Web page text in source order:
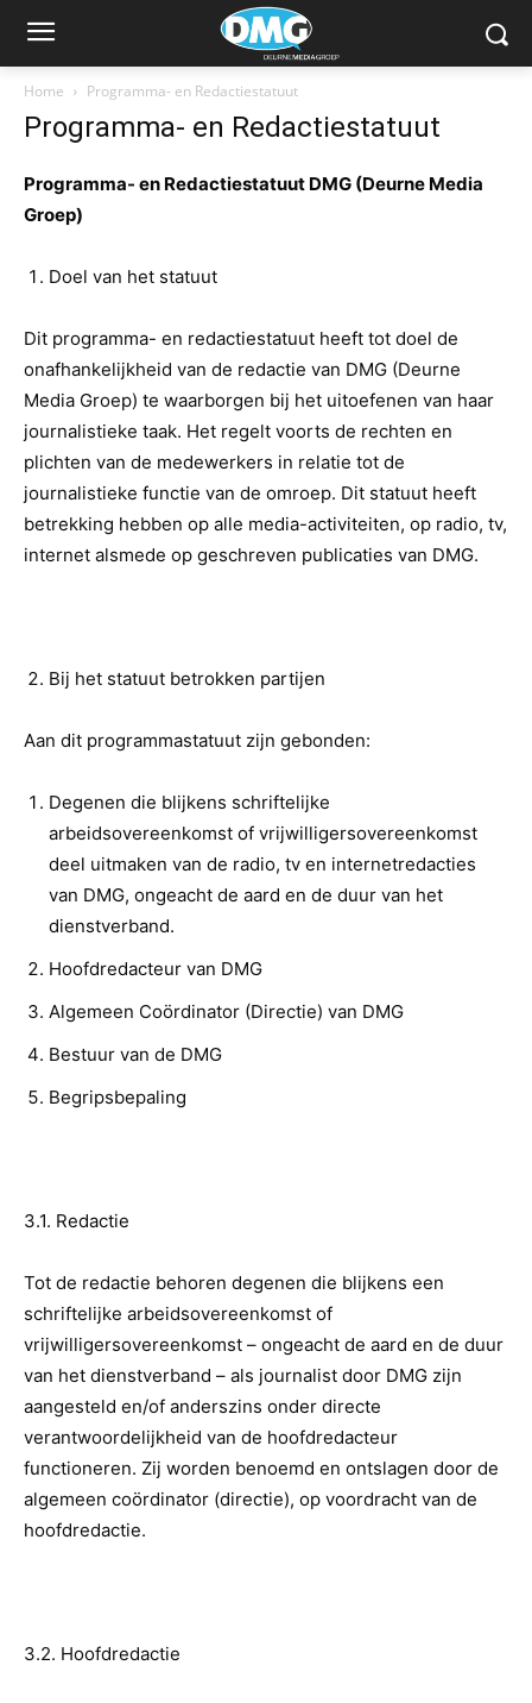
Home Programma- en Redactiestatuut
Programma- en Redactiestatuut
Programma- en Redactiestatuut DMG (Deurne Media
Groep)
Doel van het statuut
Dit programma- en redactiestatuut heeft tot doel de
onafhankelijkheid van de redactie van DMG (Deurne
Media Groep) te waarborgen bij het uitoefenen van haar
journalistieke taak. Het regelt voorts de rechten en
plichten van de medewerkers in relatie tot de
journalistieke functie van de omroep. Dit statuut heeft
betrekking hebben op alle media-activiteiten, op radio, tv,
internet alsmede op geschreven publicaties van DMG.
Bij het statuut betrokken partijen
Aan dit programmastatuut zijn gebonden:
Degenen die blijkens schriftelijke
arbeidsovereenkomst of vrijwilligersovereenkomst
deel uitmaken van de radio, tv en internetredacties
van DMG, ongeacht de aard en de duur van het
dienstverband.
Hoofdredacteur van DMG
Algemeen Coördinator (Directie) van DMG
Bestuur van de DMG
Begripsbepaling
3.1. Redactie
Tot de redactie behoren degenen die blijkens een
schriftelijke arbeidsovereenkomst of
vrijwilligersovereenkomst – ongeacht de aard en de duur
van het dienstverband – als journalist door DMG zijn
aangesteld en/of anderszins onder directe
verantwoordelijkheid van de hoofdredacteur
functioneren. Zij worden benoemd en ontslagen door de
algemeen coördinator (directie), op voordracht van de
hoofdredactie.
3.2. Hoofdredactie